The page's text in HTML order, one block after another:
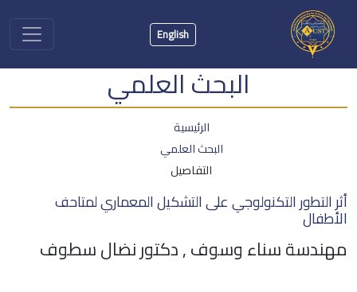
English
البحث العلمي
الرئيسية
البحث العلمي
التفاصيل
أثر التطور التكنولوجي على التشكيل المعماري لمتاحف
الأطفال
مهندسة سناء وسوف , دكتور نضال سطوف